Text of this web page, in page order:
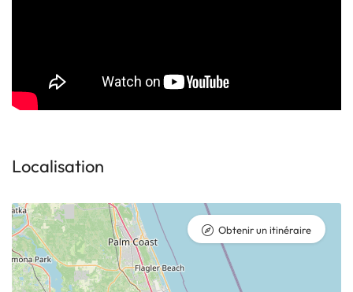
Localisation
Obtenir un itinéraire